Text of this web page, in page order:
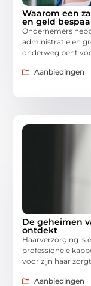
Waarom een
en geld
Ondernemers
administratie en
onderweg bent
Aanbiedingen
De geheimen
ontdekt
Haarverzorging is
professionele
voor zijn haar
Aanbiedingen